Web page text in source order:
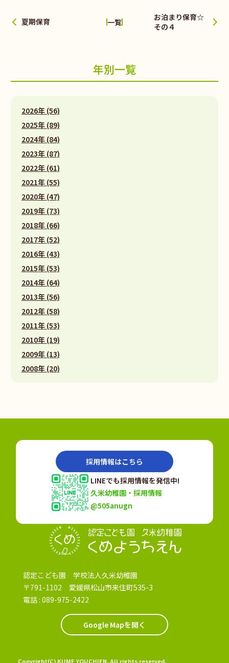
夏期保育 一覧
お泊まり保育☆
その４
年別一覧
2026年 (56)
2025年 (89)
2024年 (84)
2023年 (87)
2022年 (61)
2021年 (55)
2020年 (47)
2019年 (73)
2018年 (66)
2017年 (52)
2016年 (43)
2015年 (53)
2014年 (64)
2013年 (56)
2012年 (58)
2011年 (53)
2010年 (19)
2009年 (13)
2008年 (20)
認定こども園 学校法人久米幼稚園
〒791-1102 愛媛県松山市来住町535-3
電話 : 089-975-2422
Google Mapを開く
採用情報はこちら
LINEでも採用情報を発信中!
久米幼稚園・採用情報
@505anugn
Copyright(C) KUME YOUCHIEN. All rights reserved.